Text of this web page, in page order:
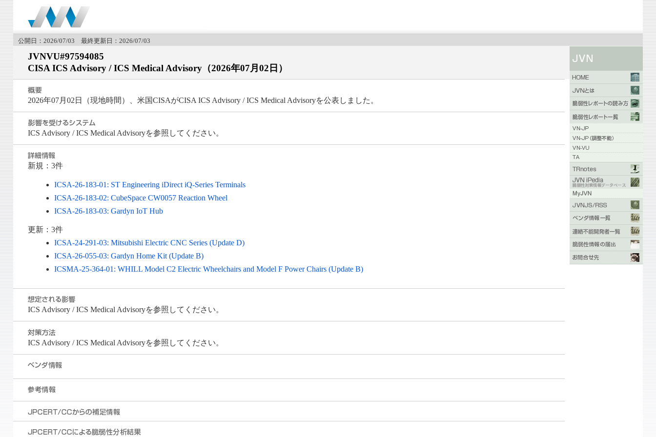
公開日：2026/07/03 最終更新日：2026/07/03
JVNVU#97594085
CISA ICS Advisory / ICS Medical Advisory（2026年07月02日）
2026年07月02日（現地時間）、米国CISAがCISA ICS Advisory / ICS Medical Advisoryを公表しました。
ICS Advisory / ICS Medical Advisoryを参照してください。
新規：3件
ICSA-26-183-01: ST Engineering iDirect iQ-Series Terminals
ICSA-26-183-02: CubeSpace CW0057 Reaction Wheel
ICSA-26-183-03: Gardyn IoT Hub
更新：3件
ICSA-24-291-03: Mitsubishi Electric CNC Series (Update D)
ICSA-26-055-03: Gardyn Home Kit (Update B)
ICSMA-25-364-01: WHILL Model C2 Electric Wheelchairs and Model F Power Chairs (Update B)
ICS Advisory / ICS Medical Advisoryを参照してください。
ICS Advisory / ICS Medical Advisoryを参照してください。